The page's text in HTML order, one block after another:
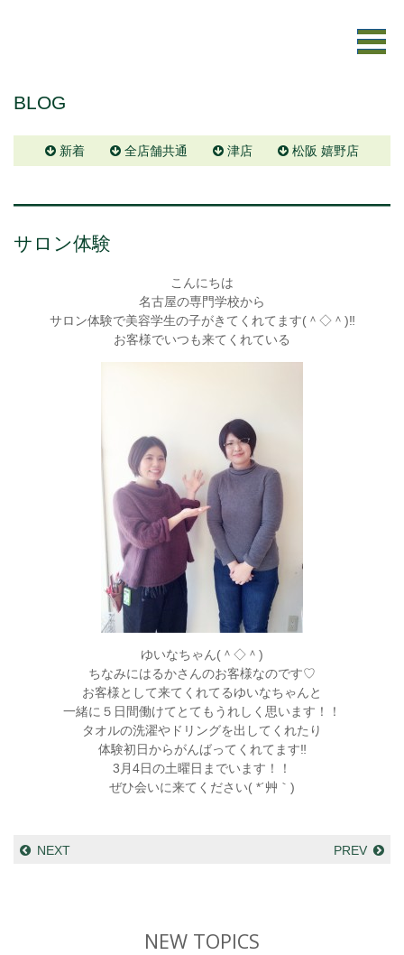
BLOG
新着 全店舗共通 津店 松阪 嬉野店
サロン体験
こんにちは
名古屋の専門学校から
サロン体験で美容学生の子がきてくれてます(＾◇＾)‼
お客様でいつも来てくれている
ゆいなちゃん(＾◇＾)
ちなみにはるかさんのお客様なのです♡
お客様として来てくれてるゆいなちゃんと
一緒に５日間働けてとてもうれしく思います！！
タオルの洗濯やドリングを出してくれたり
体験初日からがんばってくれてます‼
3月4日の土曜日までいます！！
ぜひ会いに来てください( *´艸｀)
NEXT PREV
NEW TOPICS